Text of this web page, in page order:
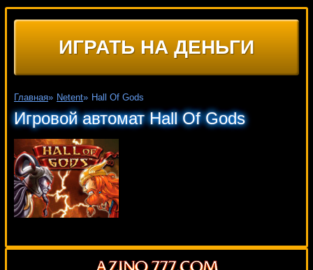
ИГРАТЬ НА ДЕНЬГИ
Главная» Netent» Hall Of Gods
Игровой автомат Hall Of Gods